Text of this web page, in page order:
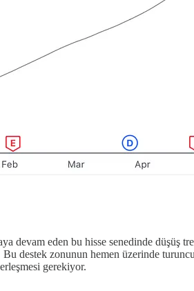
devam eden bu hisse senedinde
destek zonunun hemen üzerinde
gerekiyor.